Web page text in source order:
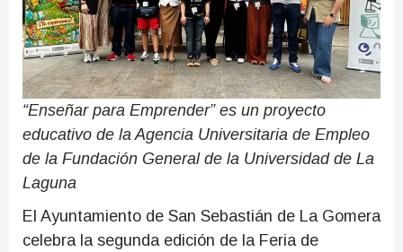
“Enseñar para Emprender” es un proyecto
educativo de la Agencia Universitaria de Empleo
de la Fundación General de la Universidad de La
Laguna
El Ayuntamiento de San Sebastián de La Gomera
celebra la segunda edición de la Feria de